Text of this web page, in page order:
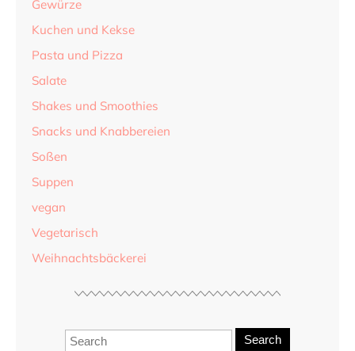
Gewürze
Kuchen und Kekse
Pasta und Pizza
Salate
Shakes und Smoothies
Snacks und Knabbereien
Soßen
Suppen
vegan
Vegetarisch
Weihnachtsbäckerei
Search